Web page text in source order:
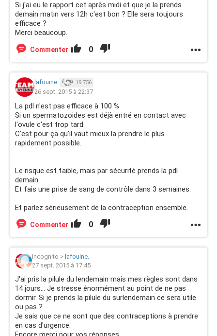
Si j'ai eu le rapport cet après midi et que je la prends
demain matin vers 12h c'est bon ? Elle sera toujours
efficace ?
Merci beaucoup.
Commenter 0
lafouine. 19 756
26 sept. 2015 à 22:37
La pdl n'est pas efficace à 100 %
Si un spermatozoides est déjà entré en contact avec
l'ovule c'est trop tard.
C'est pour ça qu'il vaut mieux la prendre le plus
rapidement possible.
Le risque est faible, mais par sécurité prends la pdl
demain .
Et fais une prise de sang de contrôle dans 3 semaines.
Et parlez sérieusement de la contraception ensemble.
Commenter 0
Incognito > lafouine.
27 sept. 2015 à 17:45
J'ai pris la pilule du lendemain mais mes règles sont dans
14 jours... Je stresse énormément au point de ne pas
dormir. Si je prends la pilule du surlendemain ce sera utile
ou pas ?
Je sais que ce ne sont que des contraceptions à prendre
en cas d'urgence.